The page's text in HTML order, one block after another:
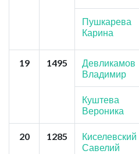
Пушкарева
Карина
19 1495
Девликамов
Владимир
Куштева
Вероника
20 1285
Киселевский
Савелий